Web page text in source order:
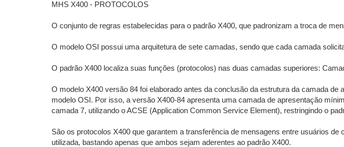
MHS X400 - PROTOCOLOS
O conjunto de regras estabelecidas para o padrão X400, que padronizam a troca de
O modelo OSI possui uma arquitetura de sete camadas, sendo que cada camada
O padrão X400 localiza suas funções (protocolos) nas duas camadas superiores:
O modelo X400 versão 84 foi elaborado antes da conclusão da estrutura da camada
modelo OSI. Por isso, a versão X400-84 apresenta uma camada de apresentação
camada 7, utilizando o ACSE (Application Common Service Element), restringindo o
São os protocolos X400 que garantem a transferência de mensagens entre usuários
utilizada, bastando apenas que ambos sejam aderentes ao padrão X400.